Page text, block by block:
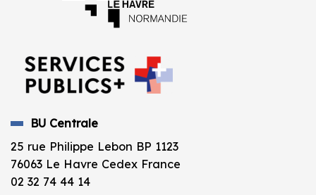
BU Centrale
25 rue Philippe Lebon BP 1123
76063 Le Havre Cedex France
02 32 74 44 14